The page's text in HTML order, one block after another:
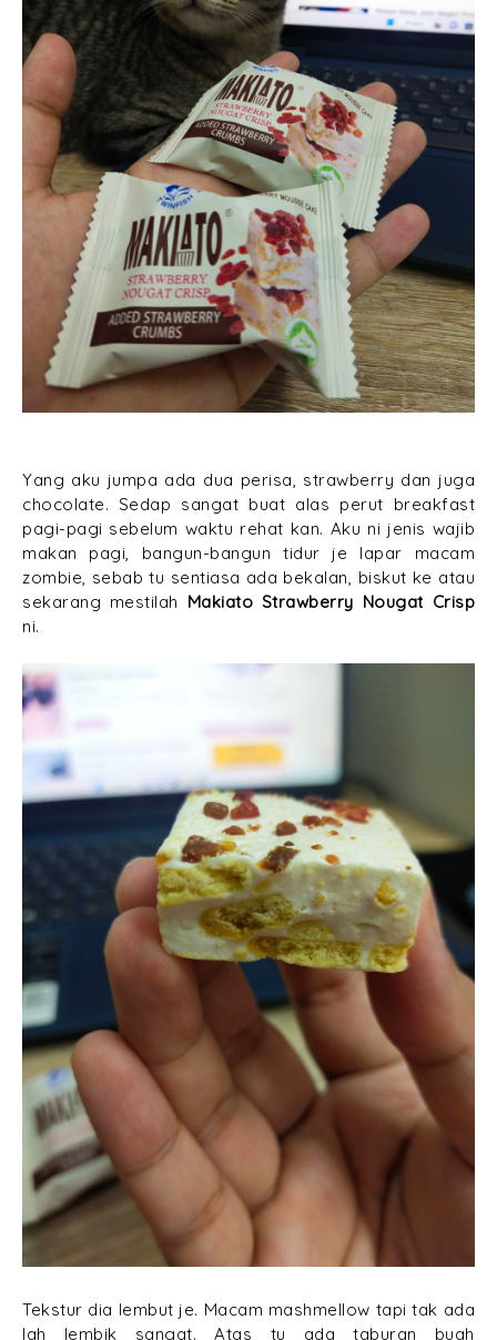
Yang aku jumpa ada dua perisa, strawberry dan juga
chocolate. Sedap sangat buat alas perut breakfast
pagi-pagi sebelum waktu rehat kan. Aku ni jenis wajib
makan pagi, bangun-bangun tidur je lapar macam
zombie, sebab tu sentiasa ada bekalan, biskut ke atau
sekarang mestilah Makiato Strawberry Nougat Crisp
ni.
Tekstur dia lembut je. Macam mashmellow tapi tak ada
lah lembik sangat. Atas tu ada taburan buah